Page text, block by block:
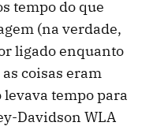
tempo do que
(na verdade,
ligado enquanto
coisas eram
tempo para
Davidson WLA